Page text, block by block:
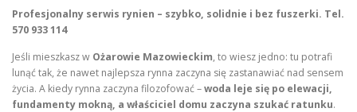
Profesjonalny serwis rynien – szybko, solidnie i bez fuszerki. Tel.
570 933 114
Jeśli mieszkasz w Ożarowie Mazowieckim, to wiesz jedno: tu potrafi
lunąć tak, że nawet najlepsza rynna zaczyna się zastanawiać nad sensem
życia. A kiedy rynna zaczyna filozofować –woda leje się po elewacji,
fundamenty mokną, a właściciel domu zaczyna szukać ratunku.